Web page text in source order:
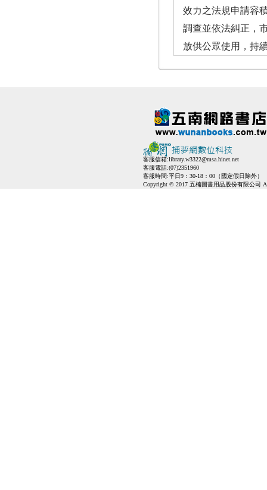
效力之法規申請容
調查並依法糾正，
放供公眾使用，持
客服信箱:library.w3322@msa.hinet.net
客服電話:(07)2351960
客服時間:平日9：30-18：00（國定假日除外）
Copyright © 2017 五楠圖書用品股份有限公司